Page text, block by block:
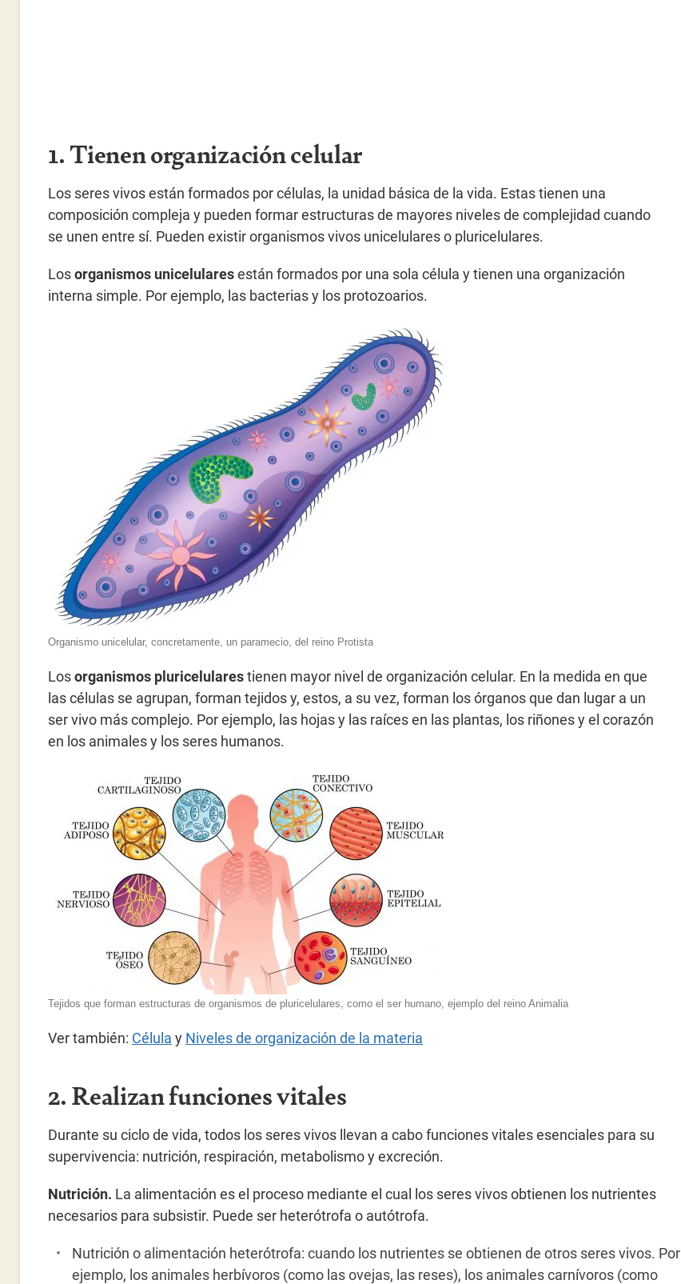
1. Tienen organización celular
Los seres vivos están formados por células, la unidad básica de la vida. Estas tienen una
composición compleja y pueden formar estructuras de mayores niveles de complejidad cuando
se unen entre sí. Pueden existir organismos vivos unicelulares o pluricelulares.
Losorganismos unicelularesestán formados por una sola célula y tienen una organización
interna simple. Por ejemplo, las bacterias y los protozoarios.
Organismo unicelular, concretamente, un paramecio, del reino Protista
Losorganismos pluricelularestienen mayor nivel de organización celular. En la medida en que
las células se agrupan, forman tejidos y, estos, a su vez, forman los órganos que dan lugar a un
ser vivo más complejo. Por ejemplo, las hojas y las raíces en las plantas, los riñones y el corazón
en los animales y los seres humanos.
Tejidos que forman estructuras de organismos de pluricelulares, como el ser humano, ejemplo del reino Animalia
Ver también: Célula y Niveles de organización de la materia
2. Realizan funciones vitales
Durante su ciclo de vida, todos los seres vivos llevan a cabo funciones vitales esenciales para su
supervivencia: nutrición, respiración, metabolismo y excreción.
Nutrición. La alimentación es el proceso mediante el cual los seres vivos obtienen los nutrientes
necesarios para subsistir. Puede ser heterótrofa o autótrofa.
Nutrición o alimentación heterótrofa: cuando los nutrientes se obtienen de otros seres vivos. Por
ejemplo, los animales herbívoros (como las ovejas, las reses), los animales carnívoros (como